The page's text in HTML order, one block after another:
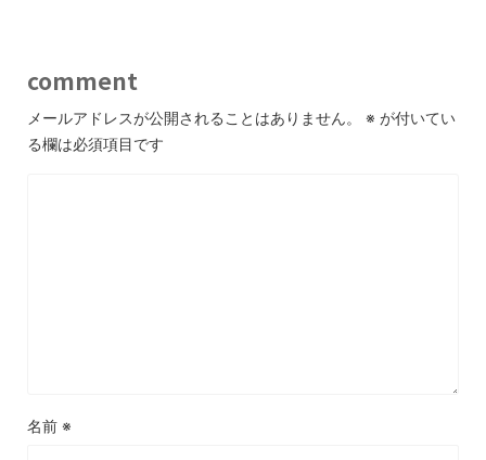
comment
メールアドレスが公開されることはありません。 ※ が付いてい
る欄は必須項目です
名前 ※